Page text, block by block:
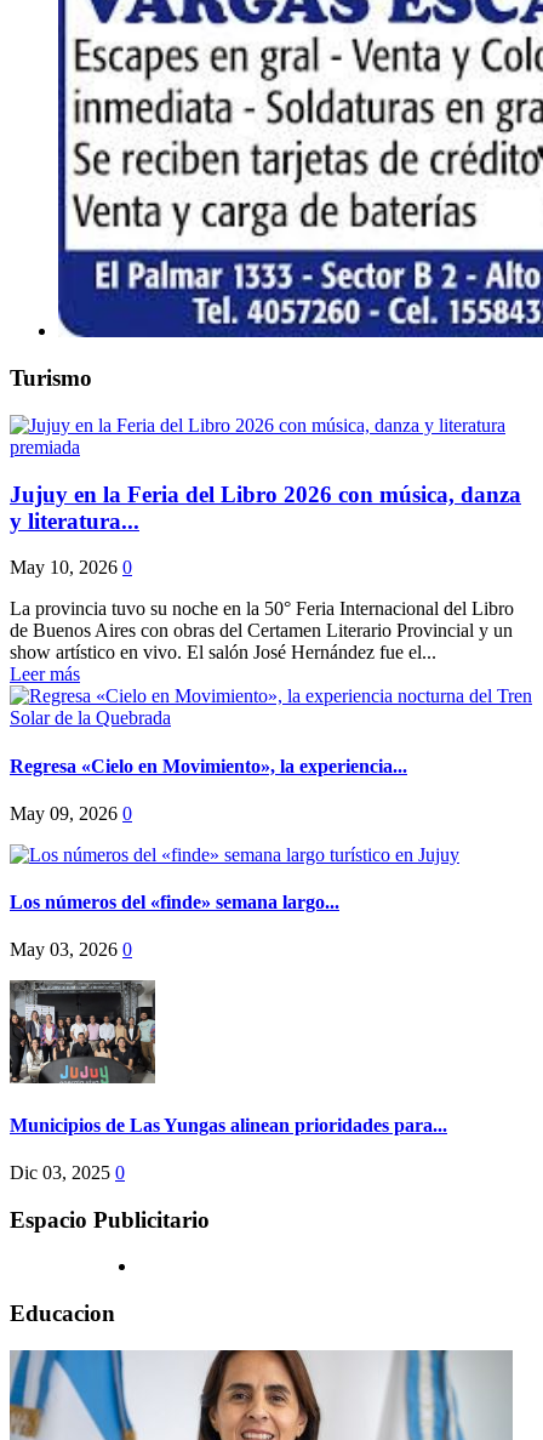
Turismo
Jujuy en la Feria del Libro 2026 con música, danza
y literatura...
May 10, 2026 0
La provincia tuvo su noche en la 50° Feria Internacional del Libro
de Buenos Aires con obras del Certamen Literario Provincial y un
show artístico en vivo. El salón José Hernández fue el...
Leer más
Regresa «Cielo en Movimiento», la experiencia...
May 09, 2026 0
Los números del «finde» semana largo...
May 03, 2026 0
Municipios de Las Yungas alinean prioridades para...
Dic 03, 2025 0
Espacio Publicitario
Educacion